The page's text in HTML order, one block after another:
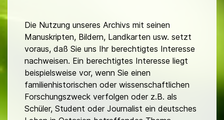
Die Nutzung unseres Archivs mit seinen
Manuskripten, Bildern, Landkarten usw. setzt
voraus, daß Sie uns Ihr berechtigtes Interesse
nachweisen. Ein berechtigtes Interesse liegt
beispielsweise vor, wenn Sie einen
familienhistorischen oder wissenschaftlichen
Forschungszweck verfolgen oder z.B. als
Schüler, Student oder Journalist ein deutsches